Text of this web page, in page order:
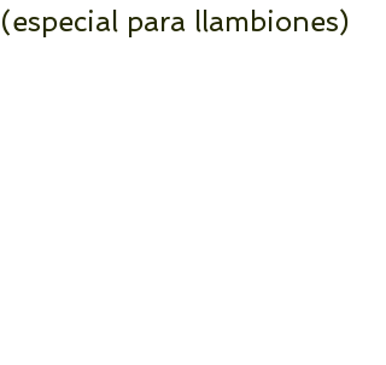
(especial para llambiones)